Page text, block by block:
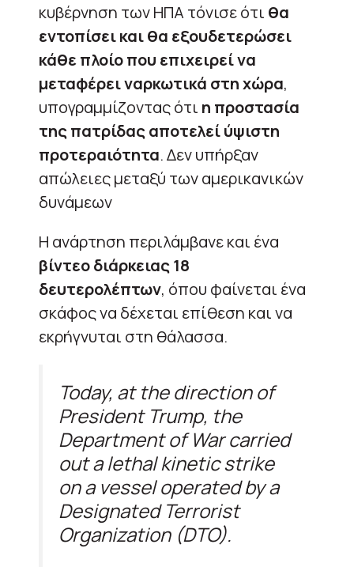
κυβέρνηση των ΗΠΑ τόνισε ότι θα
εντοπίσει και θα εξουδετερώσει
κάθε πλοίο που επιχειρεί να
μεταφέρει ναρκωτικά στη χώρα,
υπογραμμίζοντας ότι η προστασία
της πατρίδας αποτελεί ύψιστη
προτεραιότητα. Δεν υπήρξαν
απώλειες μεταξύ των αμερικανικών
δυνάμεων
Η ανάρτηση περιλάμβανε και ένα
βίντεο διάρκειας 18
δευτερολέπτων, όπου φαίνεται ένα
σκάφος να δέχεται επίθεση και να
εκρήγνυται στη θάλασσα.
Today, at the direction of
President Trump, the
Department of War carried
out a lethal kinetic strike
on a vessel operated by a
Designated Terrorist
Organization (DTO).